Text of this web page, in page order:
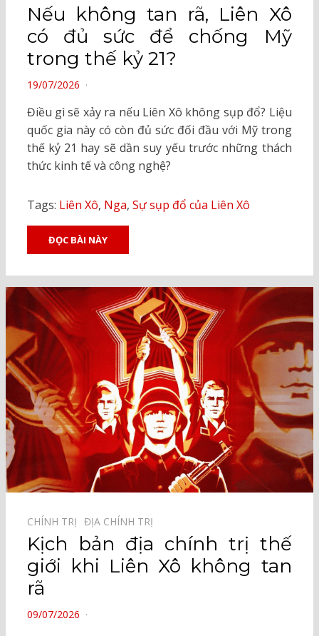
Nếu không tan rã, Liên Xô
có đủ sức để chống Mỹ
trong thế kỷ 21?
POSTED
19/07/2026
Điều gì sẽ xảy ra nếu Liên Xô không sụp đổ? Liệu
quốc gia này có còn đủ sức đối đầu với Mỹ trong
thế kỷ 21 hay sẽ dần suy yếu trước những thách
thức kinh tế và công nghệ?
Tags: Liên Xô, Nga, Sự sụp đổ của Liên Xô
ĐỌC BÀI NÀY
CHÍNH TRỊ⠀ ĐỊA CHÍNH TRỊ⠀
Kịch bản địa chính trị thế
giới khi Liên Xô không tan
rã
POSTED
09/07/2026